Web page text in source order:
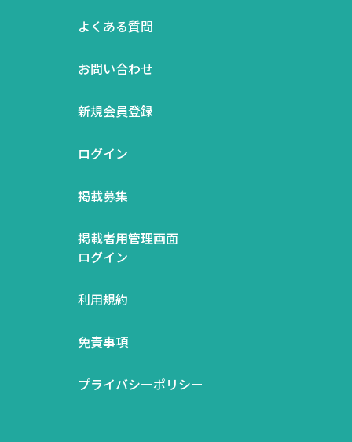
よくある質問
お問い合わせ
新規会員登録
ログイン
掲載募集
掲載者用管理画面
ログイン
利用規約
免責事項
プライバシーポリシー